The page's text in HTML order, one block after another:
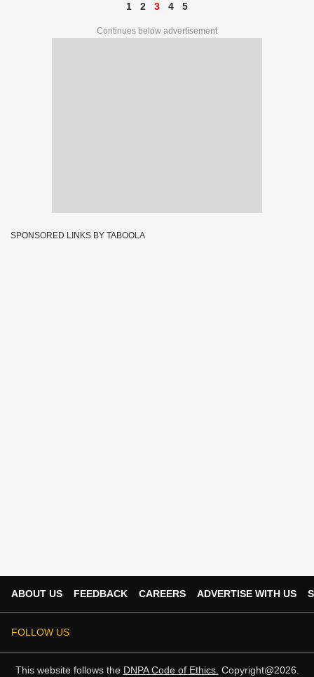
1 2 3 4 5
Continues below advertisement
SPONSORED LINKS BY TABOOLA
ABOUT US FEEDBACK CAREERS ADVERTISE WITH US
FOLLOW US
This website follows the DNPA Code of Ethics. Copyright@2026.